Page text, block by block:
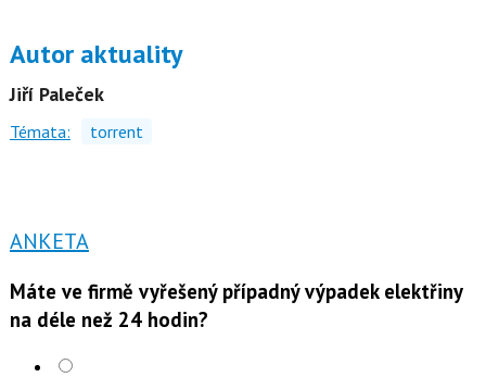
Autor aktuality
Jiří Paleček
Témata: torrent
ANKETA
Máte ve firmě vyřešený případný výpadek elektřiny
na déle než 24 hodin?